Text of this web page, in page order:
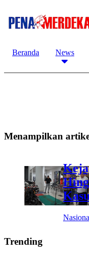
Beranda News
Menampilkan
Trending